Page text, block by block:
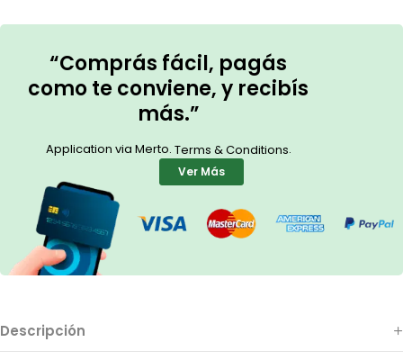
“Comprás fácil, pagás
como te conviene, y recibís
más.”
Application via Merto. Terms & Conditions.
Ver Más
Descripción